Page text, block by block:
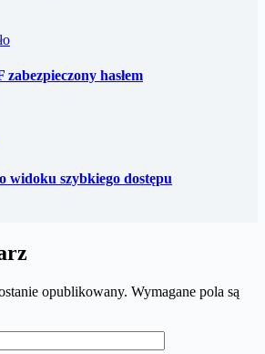
hasłem
widoku szybkiego dostępu
opublikowany. Wymagane pola są